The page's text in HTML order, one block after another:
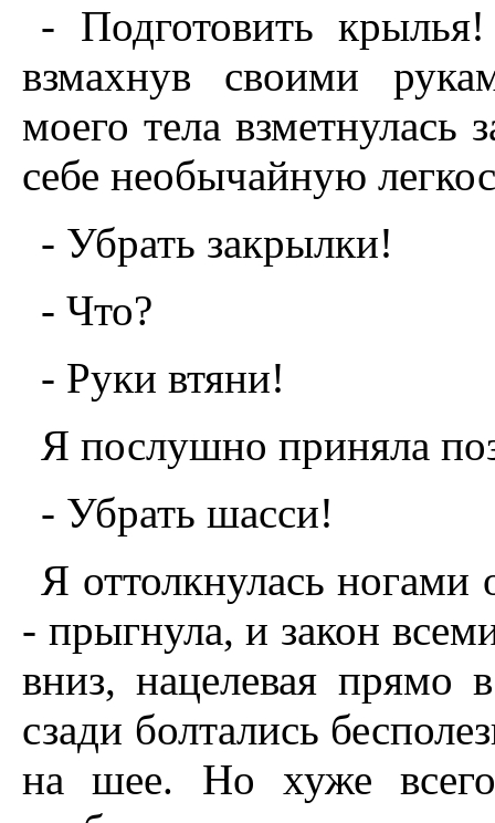
- Подготовить
взмахнув своими
моего тела
себе необычайную
- Убрать закрылки!
- Что?
- Руки втяни!
Я послушно приняла
- Убрать шасси!
Я оттолкнулась
- прыгнула, и закон
вниз, нацелевая прямо
сзади болтались
на шее. Hо хуже